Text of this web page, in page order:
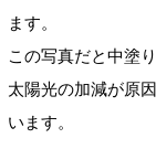
ます。
この写真だと中塗
太陽光の加減が原
います。